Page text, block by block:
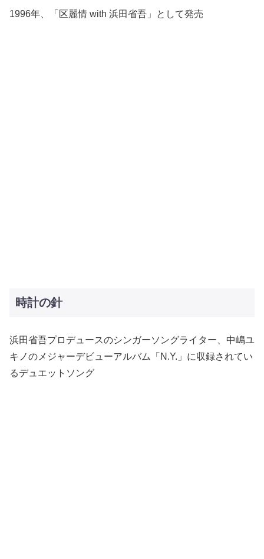
1996年、「区麗情 with 浜田省吾」として発売
時計の針
浜田省吾プロデュースのシンガーソングライター、中嶋ユ
キノのメジャーデビューアルバム「N.Y.」に収録されてい
るデュエットソング